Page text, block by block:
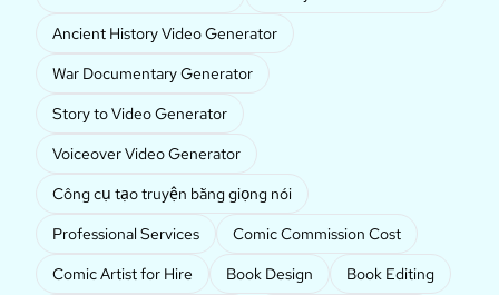
Ancient History Video Generator
War Documentary Generator
Story to Video Generator
Voiceover Video Generator
Công cụ tạo truyện bằng giọng nói
Professional Services
Comic Commission Cost
Comic Artist for Hire
Book Design
Book Editing